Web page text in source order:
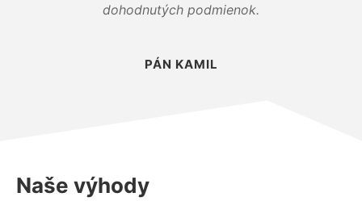
dohodnutých podmienok.
PÁN KAMIL
Naše výhody